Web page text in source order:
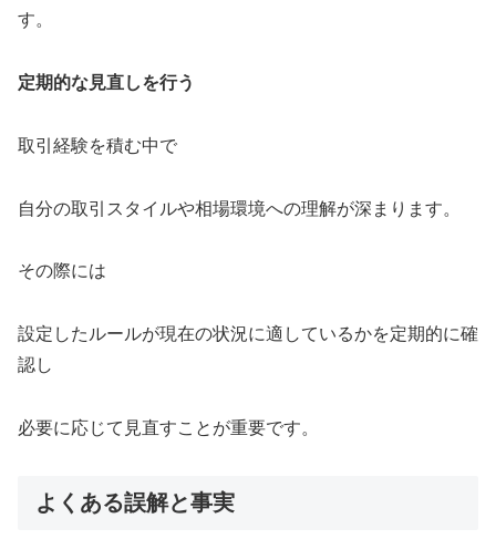
す。
定期的な見直しを行う
取引経験を積む中で
自分の取引スタイルや相場環境への理解が深まります。
その際には
設定したルールが現在の状況に適しているかを定期的に確
認し
必要に応じて見直すことが重要です。
よくある誤解と事実